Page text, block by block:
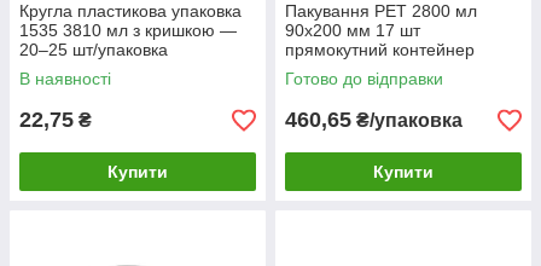
Кругла пластикова упаковка
1535 3810 мл з кришкою —
20–25 шт/упаковка
В наявності
22,75 ₴
Купити
Пакування PET 2800 мл
90х200 мм 17 шт
прямокутний контейнер
(1232 п/ч)
Готово до відправки
460,65 ₴/упаковка
Купити